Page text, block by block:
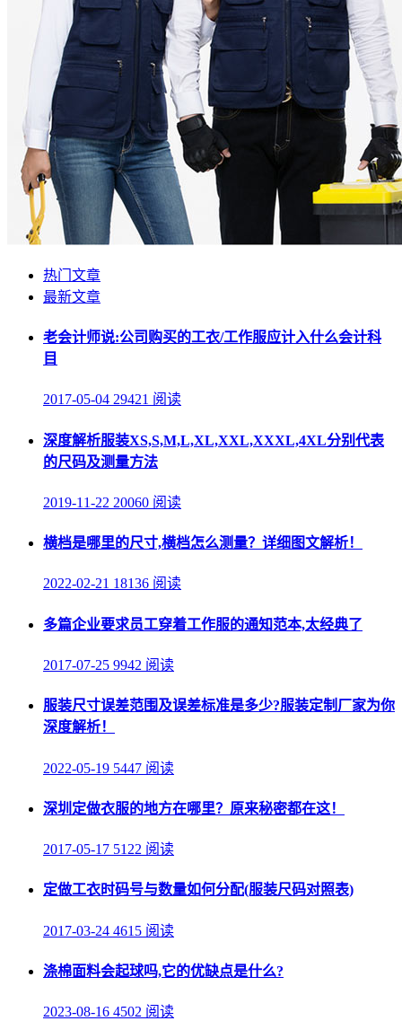
热门文章
最新文章
老会计师说:公司购买的工衣/工作服应计入什么会计科
目
2017-05-04 29421 阅读
深度解析服装XS,S,M,L,XL,XXL,XXXL,4XL分别代表
的尺码及测量方法
2019-11-22 20060 阅读
横档是哪里的尺寸,横档怎么测量？详细图文解析！
2022-02-21 18136 阅读
多篇企业要求员工穿着工作服的通知范本,太经典了
2017-07-25 9942 阅读
服装尺寸误差范围及误差标准是多少?服装定制厂家为你
深度解析！
2022-05-19 5447 阅读
深圳定做衣服的地方在哪里？原来秘密都在这！
2017-05-17 5122 阅读
定做工衣时码号与数量如何分配(服装尺码对照表)
2017-03-24 4615 阅读
涤棉面料会起球吗,它的优缺点是什么?
2023-08-16 4502 阅读